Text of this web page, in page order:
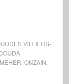
VILLIERS-
MEHER ONZAIN